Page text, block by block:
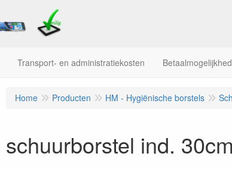
Transport- en administratiekosten
Home Producten HM - Hygiënische borstels
schuurborstel ind.